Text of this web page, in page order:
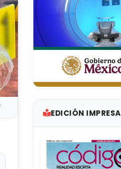
EDICIÓN IMPRESA